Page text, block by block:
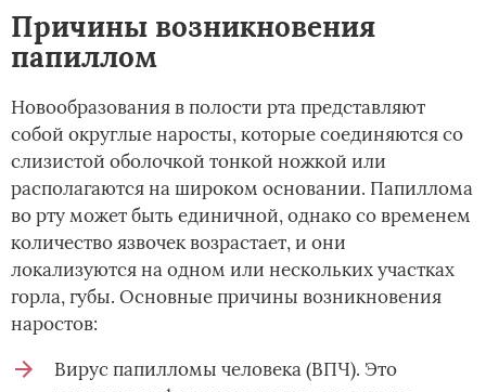
Причины возникновения
папиллом
Новообразования в полости рта представляют
собой округлые наросты, которые соединяются со
слизистой оболочкой тонкой ножкой или
располагаются на широком основании. Папиллома
во рту может быть единичной, однако со временем
количество язвочек возрастает, и они
локализуются на одном или нескольких участках
горла, губы. Основные причины возникновения
наростов:
Вирус папилломы человека (ВПЧ). Это